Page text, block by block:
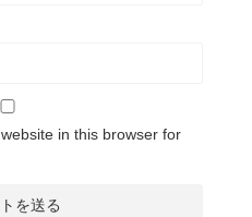
in this browser for